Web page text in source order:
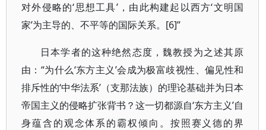
对外侵略的‘思想工具’，由此构建起以西方‘文明国
家’为主导的、不平等的国际关系。[6]”
日本学者的这种绝然态度，魏教授为之述其原
由：“为什么‘东方主义’会成为极富歧视性、偏见性和
排斥性的‘中华法系’（支那法族）的理论基础并为日本
帝国主义的侵略扩张背书？这一切都源自‘东方主义’自
身蕴含的观念体系的霸权倾向。按照赛义德的界